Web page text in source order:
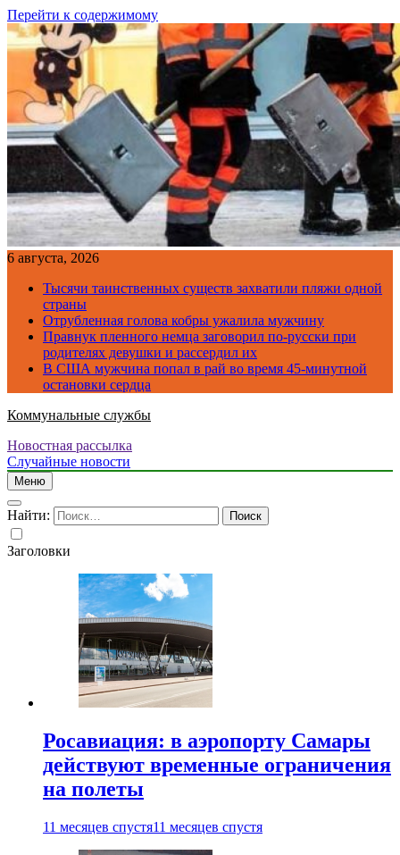
Перейти к содержимому
6 августа, 2026
Тысячи таинственных существ захватили пляжи одной
страны
Отрубленная голова кобры ужалила мужчину
Правнук пленного немца заговорил по-русски при
родителях девушки и рассердил их
В США мужчина попал в рай во время 45-минутной
остановки сердца
Коммунальные службы
Новостная рассылка
Случайные новости
Меню
Найти:
Заголовки
Росавиация: в аэропорту Самары
действуют временные ограничения
на полеты
11 месяцев спустя11 месяцев спустя